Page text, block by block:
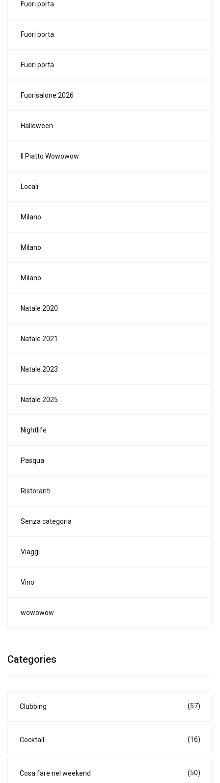
Fuori porta
Fuori porta
Fuori porta
Fuorisalone 2026
Halloween
Il Piatto Wowowow
Locali
Milano
Milano
Milano
Natale 2020
Natale 2021
Natale 2023
Natale 2025
Nightlife
Pasqua
Ristoranti
Senza categoria
Viaggi
Vino
wowowow
Categories
Clubbing (57)
Cocktail (16)
Cosa fare nel weekend (50)